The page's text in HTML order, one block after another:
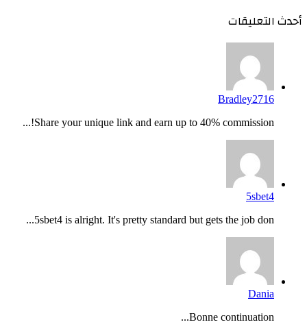
أحدث التعليقات
Bradley2716
Share your unique link and earn up to 40% commission!...
5sbet4
5sbet4 is alright. It's pretty standard but gets the job don...
Dania
Bonne continuation...